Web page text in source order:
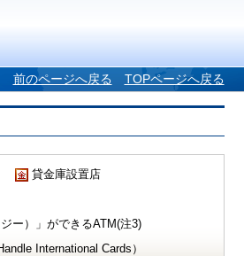
前のページへ戻る TOPページへ戻る
貸金庫設置店
ー）」ができるATM(注3)
International Cards）